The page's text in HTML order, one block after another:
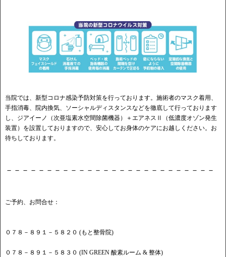
当院では、新型コロナ感染予防対策を行っております。施術者のマスク着用、
手指消毒、院内換気、ソーシャルディスタンスなどを徹底して行っております
し、ジアイーノ（次亜塩素水空間除菌機器）＋エアネスⅡ（低濃度オゾン発生
装置）を設置しておりますので、安心してお身体のケアにお越しください。お
待ちしております。
－－－－－－－－－－－－－－－－－－－－－－－－－－
ご予約、お問合せ：
０７８－８９１－５８２０ (もと整骨院)
０７８－８９１－５８３０ (IN GREEN 酸素ルーム & 整体)